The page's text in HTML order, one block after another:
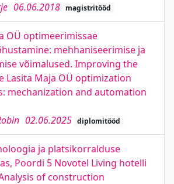
06.06.2018 magistritööd
OÜ optimeerimissae
mehhaniseerimise ja
võimalused. Improving the
Lasita Maja OÜ optimization
mechanization and automation
02.06.2025 diplomitööd
ja platsikorralduse
Poordi 5 Novotel Living hotelli
of construction